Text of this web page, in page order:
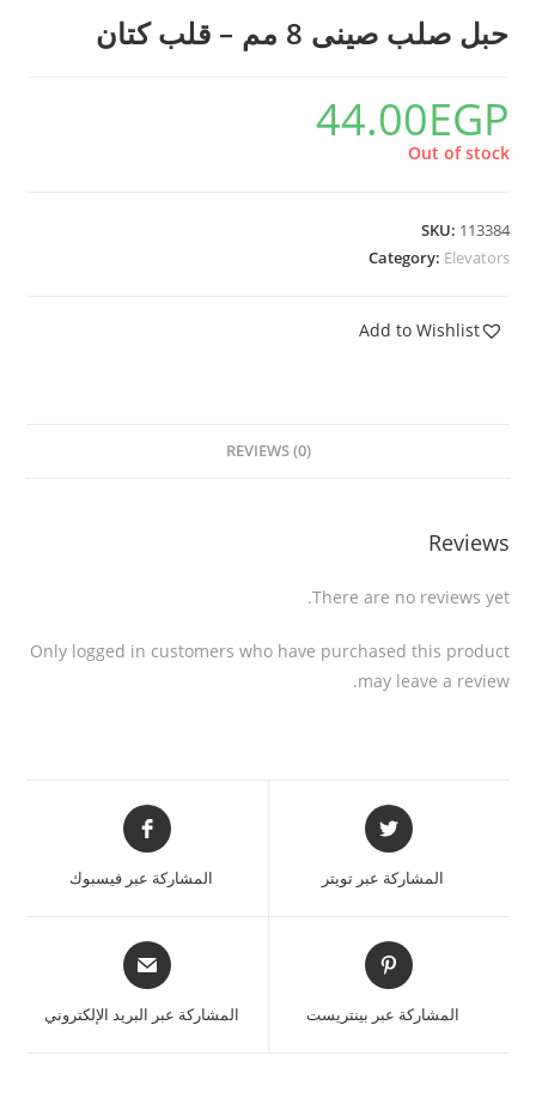
حبل صلب صينى 8 مم – قلب كتان
44.00EGP
Out of stock
SKU: 113384
Category: Elevators
Add to Wishlist
REVIEWS (0)
Reviews
There are no reviews yet.
Only logged in customers who have purchased this product
may leave a review.
المشاركة عبر تويتر المشاركة عبر فيسبوك
المشاركة عبر بينتريست المشاركة عبر البريد الإلكتروني